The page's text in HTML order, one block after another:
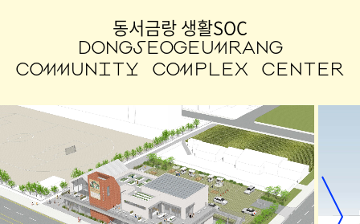
동서금랑 생활SOC
DONGSEOGEUMRANG
COMMUNITY COMPLEX CENTER